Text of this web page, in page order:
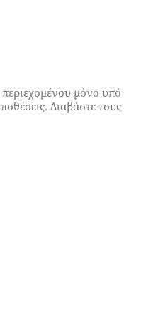
μόνο υπό
Διαβάστε τους